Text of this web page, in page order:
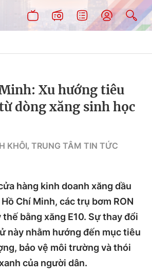
Xu hướng tiêu
dòng xăng sinh học
KHÔI, TRUNG TÂM TIN TỨC
hàng kinh doanh xăng dầu
Chí Minh, các trụ bơm RON
bằng xăng E10. Sự thay đổi
này nhằm hướng đến mục tiêu
bảo vệ môi trường và thói
của người dân.